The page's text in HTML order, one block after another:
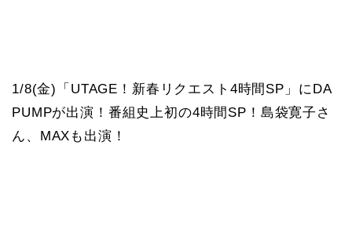
1/8(金)「UTAGE！新春リクエスト4時間SP」にDA
PUMPが出演！番組史上初の4時間SP！島袋寛子さ
ん、MAXも出演！